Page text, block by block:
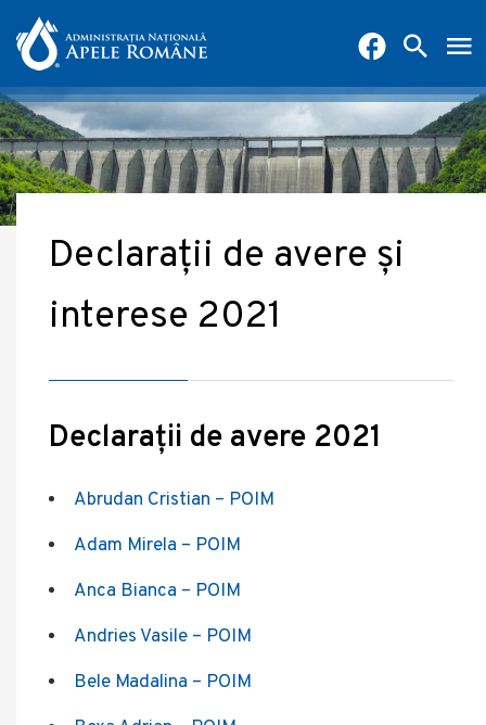
Declaraţii de avere şi
interese 2021
Declaraţii de avere 2021
Abrudan Cristian – POIM
Adam Mirela – POIM
Anca Bianca – POIM
Andries Vasile – POIM
Bele Madalina – POIM